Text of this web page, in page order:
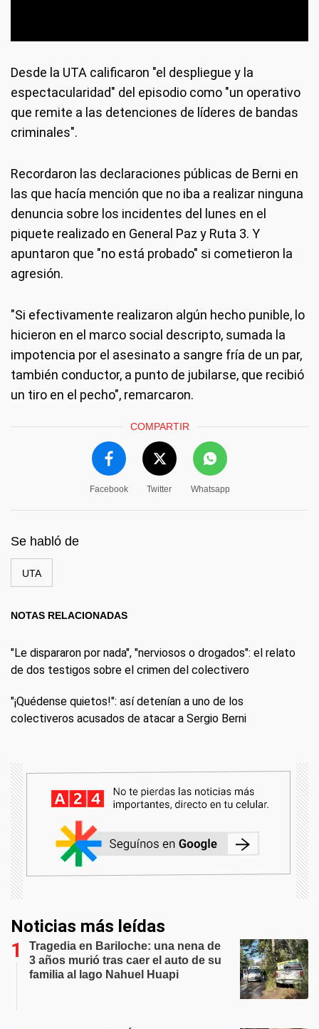
Desde la UTA calificaron "el despliegue y la
espectacularidad" del episodio como "un operativo
que remite a las detenciones de líderes de bandas
criminales".
Recordaron las declaraciones públicas de Berni en
las que hacía mención que no iba a realizar ninguna
denuncia sobre los incidentes del lunes en el
piquete realizado en General Paz y Ruta 3. Y
apuntaron que "no está probado" si cometieron la
agresión.
"Si efectivamente realizaron algún hecho punible, lo
hicieron en el marco social descripto, sumada la
impotencia por el asesinato a sangre fría de un par,
también conductor, a punto de jubilarse, que recibió
un tiro en el pecho", remarcaron.
COMPARTIR
Facebook Twitter Whatsapp
Se habló de
UTA
NOTAS RELACIONADAS
"Le dispararon por nada", "nerviosos o drogados": el relato
de dos testigos sobre el crimen del colectivero
"¡Quédense quietos!": así detenían a uno de los
colectiveros acusados de atacar a Sergio Berni
Noticias más leídas
Tragedia en Bariloche: una nena de
3 años murió tras caer el auto de su
familia al lago Nahuel Huapi